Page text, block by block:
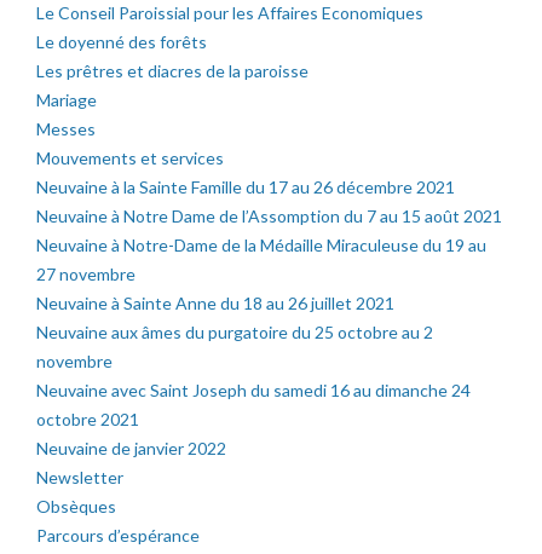
Le Conseil Paroissial pour les Affaires Economiques
Le doyenné des forêts
Les prêtres et diacres de la paroisse
Mariage
Messes
Mouvements et services
Neuvaine à la Sainte Famille du 17 au 26 décembre 2021
Neuvaine à Notre Dame de l’Assomption du 7 au 15 août 2021
Neuvaine à Notre-Dame de la Médaille Miraculeuse du 19 au
27 novembre
Neuvaine à Sainte Anne du 18 au 26 juillet 2021
Neuvaine aux âmes du purgatoire du 25 octobre au 2
novembre
Neuvaine avec Saint Joseph du samedi 16 au dimanche 24
octobre 2021
Neuvaine de janvier 2022
Newsletter
Obsèques
Parcours d’espérance